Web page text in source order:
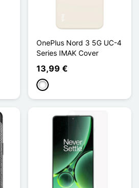
OnePlus Nord 3 5G UC-4
Series IMAK Cover
13,99 €
Weiß